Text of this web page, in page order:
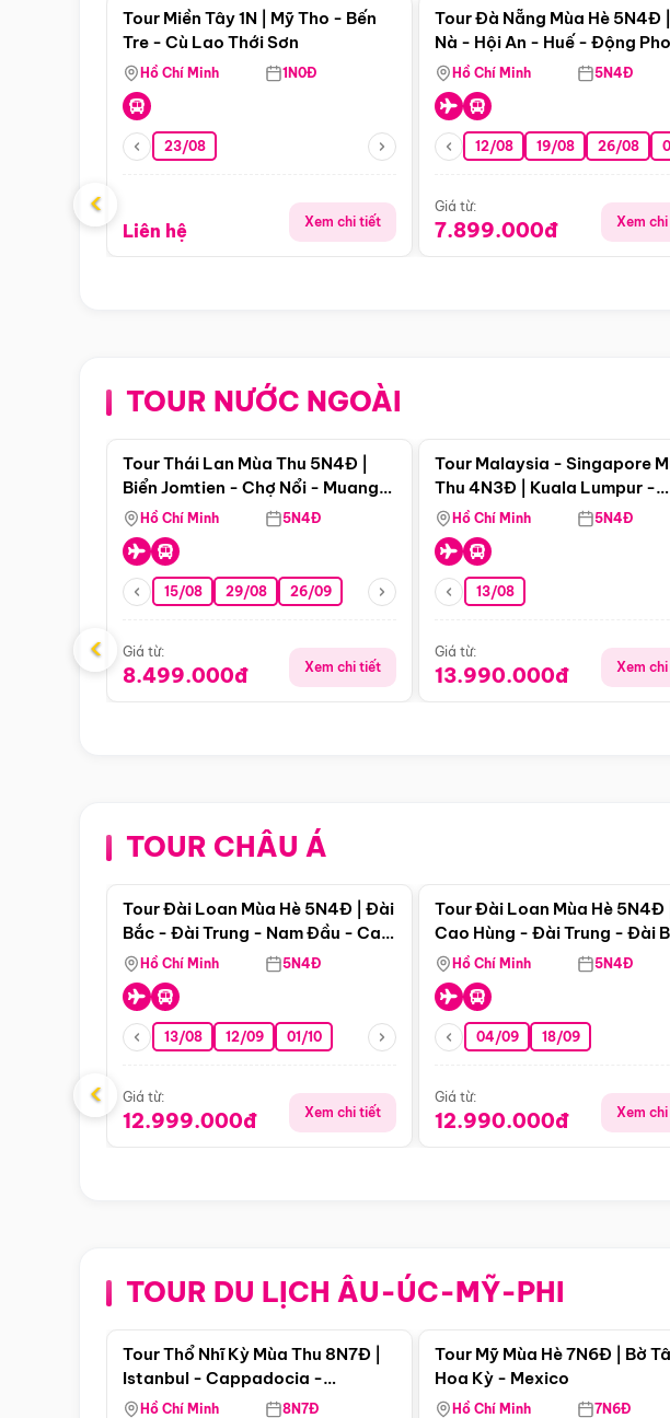
Tour Miền Tây 1N | Mỹ Tho - Bến
Tre - Cù Lao Thới Sơn
Hồ Chí Minh 1N0Đ
23/08
Liên hệ Xem chi tiết
Tour Đà Nẵng Mùa Hè 5N4Đ
Nà - Hội An - Huế - Động
NhaHồ Chí Minh 5N4Đ
12/08 19/08 26/08
Giá từ:
7.899.000đ Xem
‹
TOUR NƯỚC NGOÀI
Điểm nổi bật
Tour Thái Lan Mùa Thu 5N4Đ |
Biển Jomtien - Chợ Nổi - Muang
Boran - Suanthai
Hồ Chí Minh 5N4Đ
15/08 29/08 26/09
Giá từ:
8.499.000đ Xem chi tiết
Tour Malaysia - Singapore
Thu 4N3Đ | Kuala Lumpur -
Malacca - Johor Baru -
Singapore
Hồ Chí Minh 5N4Đ
13/08
Giá từ:
13.990.000đ Xem
‹
TOUR CHÂU ÁĐiểm nổi bật
Tour Đài Loan Mùa Hè 5N4Đ | Đài
Bắc - Đài Trung - Nam Đầu - Cao
Hùng ( Bay Vn)
Hồ Chí Minh 5N4Đ
13/08 12/09 01/10
Giá từ:
12.999.000đ Xem chi tiết
Tour Đài Loan Mùa Hè 5N4Đ |
Cao Hùng - Đài Trung - Đài
(Bay Vj)
Hồ Chí Minh 5N4Đ
04/09 18/09
Giá từ:
12.990.000đ Xem
‹
TOUR DU LỊCH ÂU-ÚC-MỸ-PHI
Điểm nổi bật
Tour Thổ Nhĩ Kỳ Mùa Thu 8N7Đ |
Istanbul - Cappadocia -
Pamukkale
Hồ Chí Minh 8N7Đ
Tour Mỹ Mùa Hè 7N6Đ | Bờ
Hoa Kỳ - Mexico
Hồ Chí Minh 7N6Đ